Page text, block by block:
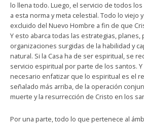
lo llena todo. Luego, el servicio de todos
a esta norma y meta celestial. Todo lo viejo
excluido del Nuevo Hombre a fin de que
Y esto abarca todas las estrategias, planes,
organizaciones surgidas de la habilidad y
natural. Si la Casa ha de ser espiritual, se
servicio espiritual por parte de los santos.
necesario enfatizar que lo espiritual es el
señalado más arriba, de la operación
muerte y la resurrección de Cristo en los
Por una parte, todo lo que pertenece al